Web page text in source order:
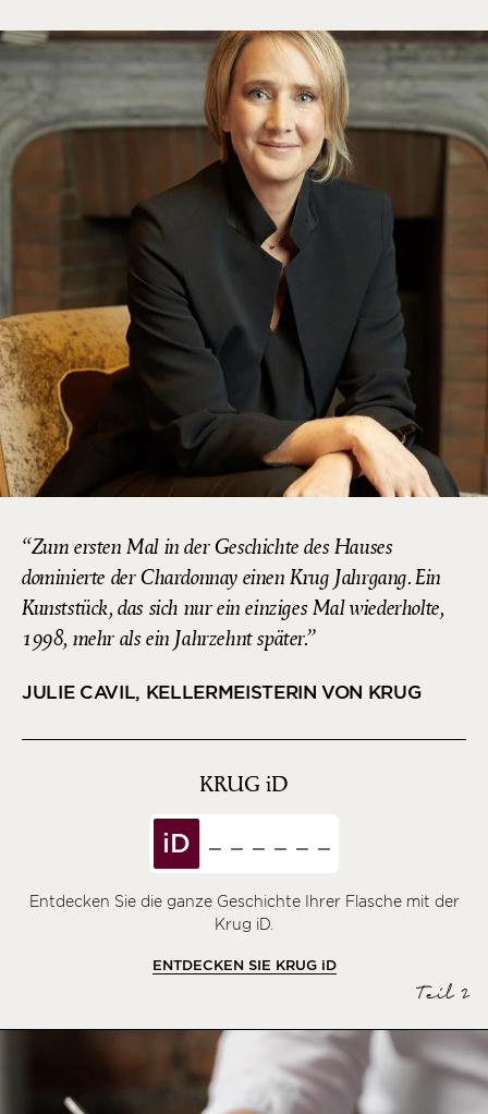
Zum ersten Mal in der Geschichte des Hauses
dominierte der Chardonnay einen Krug Jahrgang. Ein
Kunststück, das sich nur ein einziges Mal wiederholte,
1998, mehr als ein Jahrzehnt später.
JULIE CAVIL, KELLERMEISTERIN VON KRUG
KRUG iD
iD
Entdecken Sie die ganze Geschichte Ihrer Flasche mit der
Krug iD.
ENTDECKEN SIE KRUG iD
Teil 2